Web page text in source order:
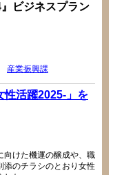
ビジネスプラン
産業振興課
性活躍2025-」を
けた機運の醸成や、職
添のチラシのとおり女性